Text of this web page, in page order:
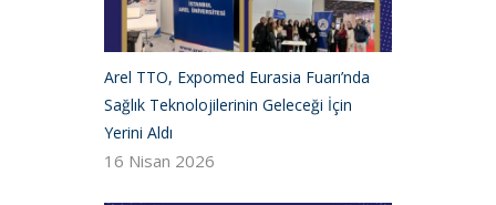
Arel TTO, Expomed Eurasia Fuarı’nda
Sağlık Teknolojilerinin Geleceği İçin
Yerini Aldı
16 Nisan 2026